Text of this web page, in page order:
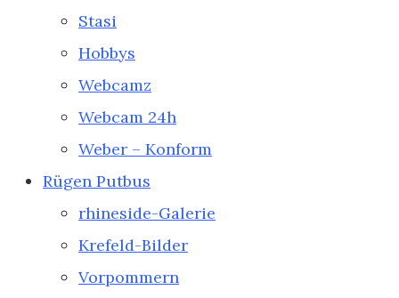
Stasi
Hobbys
Webcamz
Webcam 24h
Weber – Konform
Rügen Putbus
rhineside-Galerie
Krefeld-Bilder
Vorpommern